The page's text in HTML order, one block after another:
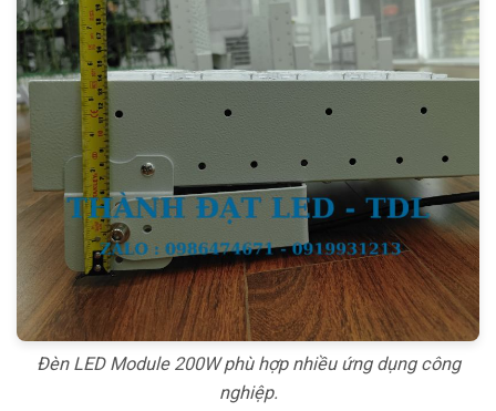
Đèn LED Module 200W phù hợp nhiều ứng dụng công
nghiệp.